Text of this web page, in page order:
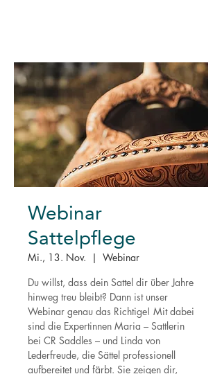
Webinar
Sattelpflege
Mi., 13. Nov.
  |
Webinar
Du willst, dass dein Sattel dir über Jahre
hinweg treu bleibt? Dann ist unser
Webinar genau das Richtige! Mit dabei
sind die Expertinnen Maria – Sattlerin
bei CR Saddles – und Linda von
Lederfreude, die Sättel professionell
aufbereitet und färbt. Sie zeigen dir,